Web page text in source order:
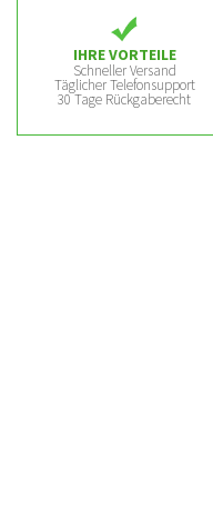
IHRE VORTEILE
Schneller Versand
Täglicher Telefonsupport
30 Tage Rückgaberecht